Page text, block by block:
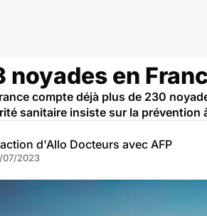
noyades en
compte déjà plus de 230
sanitaire insiste sur la prévention
d'Allo Docteurs avec AFP
07/2023